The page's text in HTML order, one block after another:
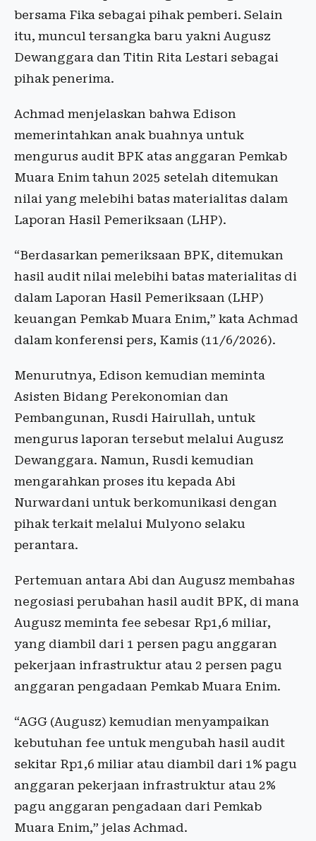
bersama Fika sebagai pihak pemberi. Selain
itu, muncul tersangka baru yakni Augusz
Dewanggara dan Titin Rita Lestari sebagai
pihak penerima.
Achmad menjelaskan bahwa Edison
memerintahkan anak buahnya untuk
mengurus audit BPK atas anggaran Pemkab
Muara Enim tahun 2025 setelah ditemukan
nilai yang melebihi batas materialitas dalam
Laporan Hasil Pemeriksaan (LHP).
“Berdasarkan pemeriksaan BPK, ditemukan
hasil audit nilai melebihi batas materialitas di
dalam Laporan Hasil Pemeriksaan (LHP)
keuangan Pemkab Muara Enim,” kata Achmad
dalam konferensi pers, Kamis (11/6/2026).
Menurutnya, Edison kemudian meminta
Asisten Bidang Perekonomian dan
Pembangunan, Rusdi Hairullah, untuk
mengurus laporan tersebut melalui Augusz
Dewanggara. Namun, Rusdi kemudian
mengarahkan proses itu kepada Abi
Nurwardani untuk berkomunikasi dengan
pihak terkait melalui Mulyono selaku
perantara.
Pertemuan antara Abi dan Augusz membahas
negosiasi perubahan hasil audit BPK, di mana
Augusz meminta fee sebesar Rp1,6 miliar,
yang diambil dari 1 persen pagu anggaran
pekerjaan infrastruktur atau 2 persen pagu
anggaran pengadaan Pemkab Muara Enim.
“AGG (Augusz) kemudian menyampaikan
kebutuhan fee untuk mengubah hasil audit
sekitar Rp1,6 miliar atau diambil dari 1% pagu
anggaran pekerjaan infrastruktur atau 2%
pagu anggaran pengadaan dari Pemkab
Muara Enim,” jelas Achmad.